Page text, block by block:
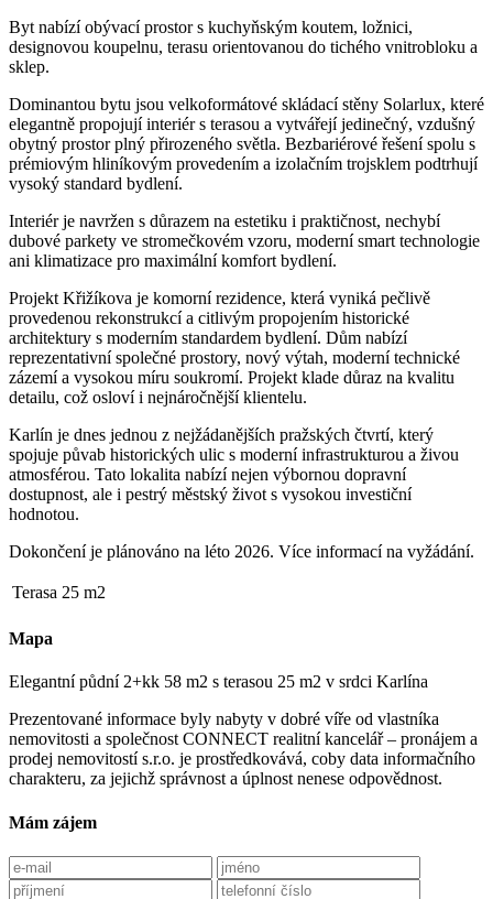
Byt nabízí obývací prostor s kuchyňským koutem, ložnici,
designovou koupelnu, terasu orientovanou do tichého vnitrobloku a
sklep.
Dominantou bytu jsou velkoformátové skládací stěny Solarlux, které
elegantně propojují interiér s terasou a vytvářejí jedinečný, vzdušný
obytný prostor plný přirozeného světla. Bezbariérové řešení spolu s
prémiovým hliníkovým provedením a izolačním trojsklem podtrhují
vysoký standard bydlení.
Interiér je navržen s důrazem na estetiku i praktičnost, nechybí
dubové parkety ve stromečkovém vzoru, moderní smart technologie
ani klimatizace pro maximální komfort bydlení.
Projekt Křižíkova je komorní rezidence, která vyniká pečlivě
provedenou rekonstrukcí a citlivým propojením historické
architektury s moderním standardem bydlení. Dům nabízí
reprezentativní společné prostory, nový výtah, moderní technické
zázemí a vysokou míru soukromí. Projekt klade důraz na kvalitu
detailu, což osloví i nejnáročnější klientelu.
Karlín je dnes jednou z nejžádanějších pražských čtvrtí, který
spojuje půvab historických ulic s moderní infrastrukturou a živou
atmosférou. Tato lokalita nabízí nejen výbornou dopravní
dostupnost, ale i pestrý městský život s vysokou investiční
hodnotou.
Dokončení je plánováno na léto 2026. Více informací na vyžádání.
Terasa 25 m2
Mapa
Elegantní půdní 2+kk 58 m2 s terasou 25 m2 v srdci Karlína
Prezentované informace byly nabyty v dobré víře od vlastníka
nemovitosti a společnost CONNECT realitní kancelář – pronájem a
prodej nemovitostí s.r.o. je prostředkovává, coby data informačního
charakteru, za jejichž správnost a úplnost nenese odpovědnost.
Mám zájem